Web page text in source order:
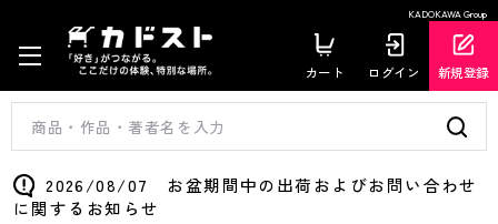
KADOKAWA Group
カート ログイン 新規登録
2026/08/07 お盆期間中の出荷およびお問い合わせ
に関するお知らせ